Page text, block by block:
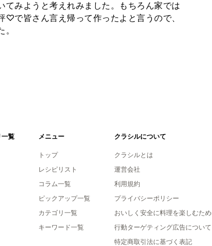
てみようと考えれみました。もちろん家では
で皆さん言え帰って作ったよと言うので、
一覧 メニュー
トップ
レシピリスト
コラム一覧
ピックアップ一覧
カテゴリ一覧
キーワード一覧
クラシルについて
クラシルとは
運営会社
利用規約
プライバシーポリシー
おいしく安全に料理を楽しむため
行動ターゲティング広告について
特定商取引法に基づく表記